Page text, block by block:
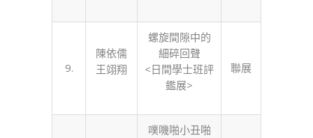
9.
陳依儒
王翊翔
螺旋間隙中的
細碎回聲
<日間學士班評
鑑展>
聯展
噗嘰啪小丑啪